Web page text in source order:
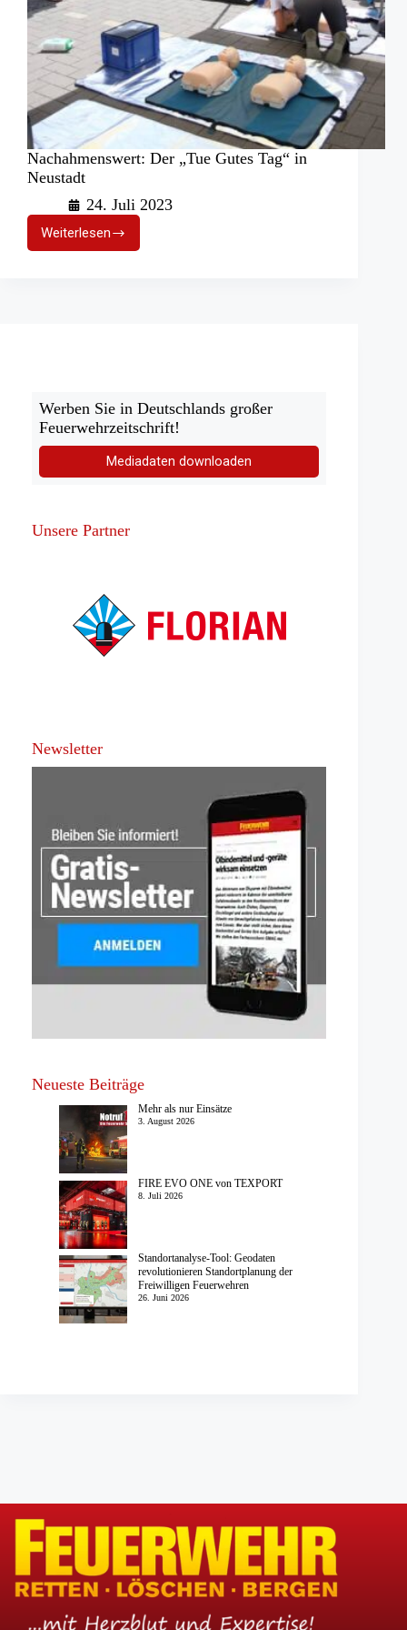
Nachahmenswert: Der „Tue Gutes Tag“ in
Neustadt
24. Juli 2023
WeiterlesenNachahmenswert:
Der
Werben Sie in Deutschlands großer
Feuerwehrzeitschrift!
Mediadaten downloaden
Unsere Partner
Newsletter
Neueste Beiträge
Mehr als nur Einsätze
3. August 2026
FIRE EVO ONE von TEXPORT
8. Juli 2026
Standortanalyse-Tool: Geodaten
revolutionieren Standortplanung der
Freiwilligen Feuerwehren
26. Juni 2026